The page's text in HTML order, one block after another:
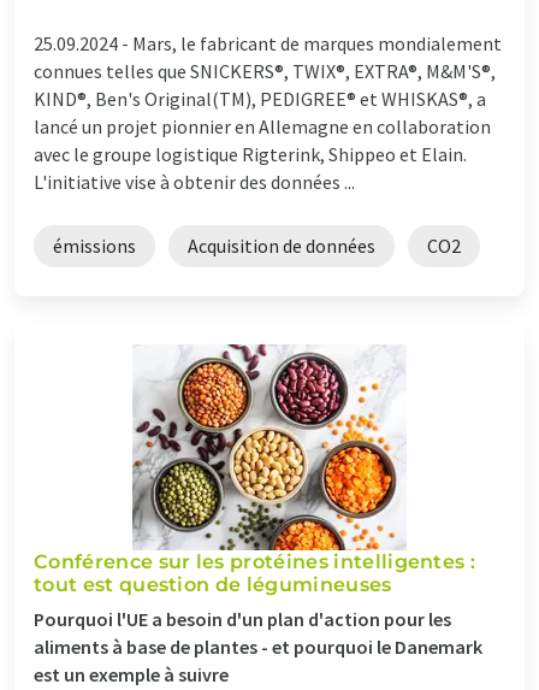
25.09.2024 - Mars, le fabricant de marques mondialement
connues telles que SNICKERS®, TWIX®, EXTRA®, M&M'S®,
KIND®, Ben's Original(TM), PEDIGREE® et WHISKAS®, a
lancé un projet pionnier en Allemagne en collaboration
avec le groupe logistique Rigterink, Shippeo et Elain.
L'initiative vise à obtenir des données ...
émissions Acquisition de données CO2
Conférence sur les protéines intelligentes :
tout est question de légumineuses
Pourquoi l'UE a besoin d'un plan d'action pour les
aliments à base de plantes - et pourquoi le Danemark
est un exemple à suivre